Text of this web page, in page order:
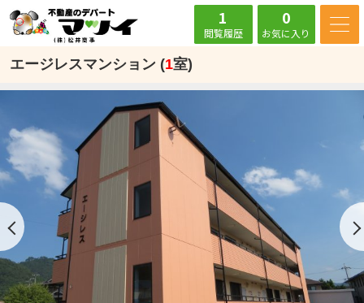
1
閲覧履歴
0
お気に入り
エージレスマンション (1室)